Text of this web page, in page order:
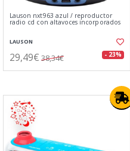
Lauson nxt963 azul / reproductor
radio cd con altavoces incorporados
LAUSON
29,49€ 38,34€ - 23%